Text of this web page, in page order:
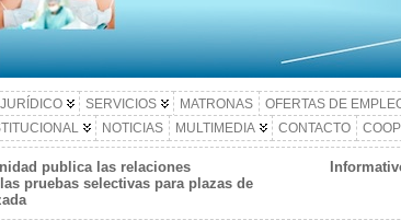
SERVICIOS MATRONAS OFERTAS DE
NOTICIAS MULTIMEDIA CONTACTO
publica las relaciones
pruebas selectivas para plazas de